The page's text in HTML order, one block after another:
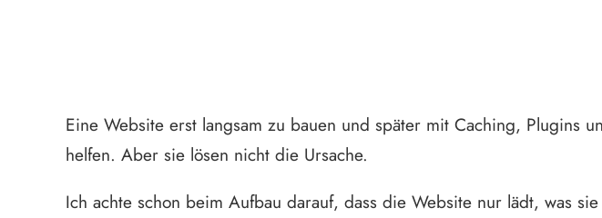
Eine Website erst langsam zu bauen und später mit Caching, Plugins
helfen. Aber sie lösen nicht die Ursache.
Ich achte schon beim Aufbau darauf, dass die Website nur lädt, was